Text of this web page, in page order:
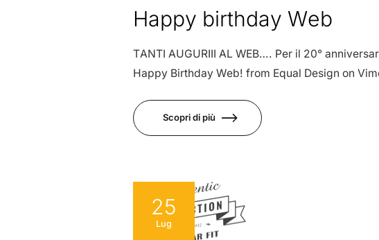
Happy birthday Web
TANTI AUGURIII AL WEB…. Per il 20°
Happy Birthday Web! from Equal Design on
Scopri di più
25
Lug